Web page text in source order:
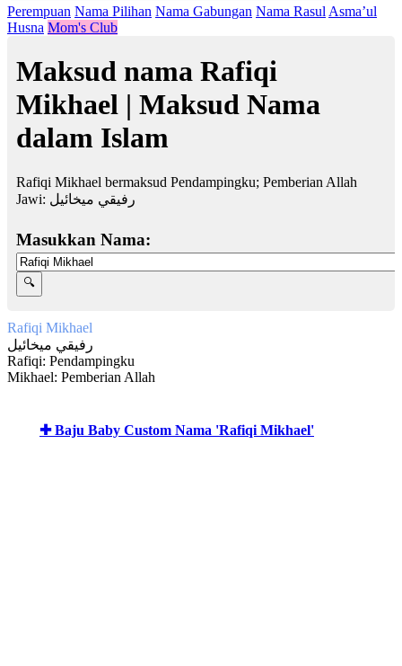
Perempuan Nama Pilihan Nama Gabungan Nama Rasul Asma’ul
Husna Mom's Club
Maksud nama Rafiqi
Mikhael | Maksud Nama
dalam Islam
Rafiqi Mikhael bermaksud Pendampingku; Pemberian Allah
Jawi: رفيقي ميخائيل
Masukkan Nama:
Rafiqi Mikhael
رفيقي ميخائيل
Rafiqi: Pendampingku
Mikhael: Pemberian Allah
✚ Baju Baby Custom Nama 'Rafiqi Mikhael'